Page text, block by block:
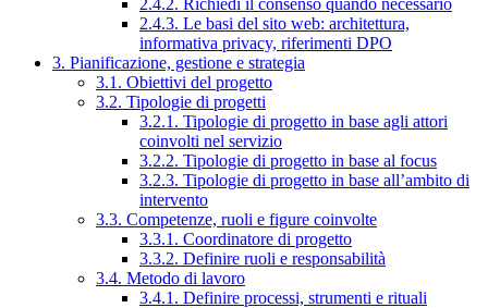
2.4.2. Richiedi il consenso quando necessario
2.4.3. Le basi del sito web: architettura,
informativa privacy, riferimenti DPO
3. Pianificazione, gestione e strategia
3.1. Obiettivi del progetto
3.2. Tipologie di progetti
3.2.1. Tipologie di progetto in base agli attori
coinvolti nel servizio
3.2.2. Tipologie di progetto in base al focus
3.2.3. Tipologie di progetto in base all’ambito di
intervento
3.3. Competenze, ruoli e figure coinvolte
3.3.1. Coordinatore di progetto
3.3.2. Definire ruoli e responsabilità
3.4. Metodo di lavoro
3.4.1. Definire processi, strumenti e rituali